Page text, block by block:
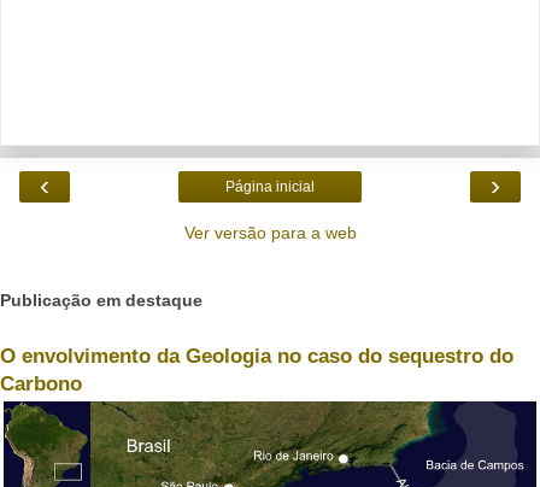
‹ ›
Página inicial
Ver versão para a web
Publicação em destaque
O envolvimento da Geologia no caso do sequestro do
Carbono